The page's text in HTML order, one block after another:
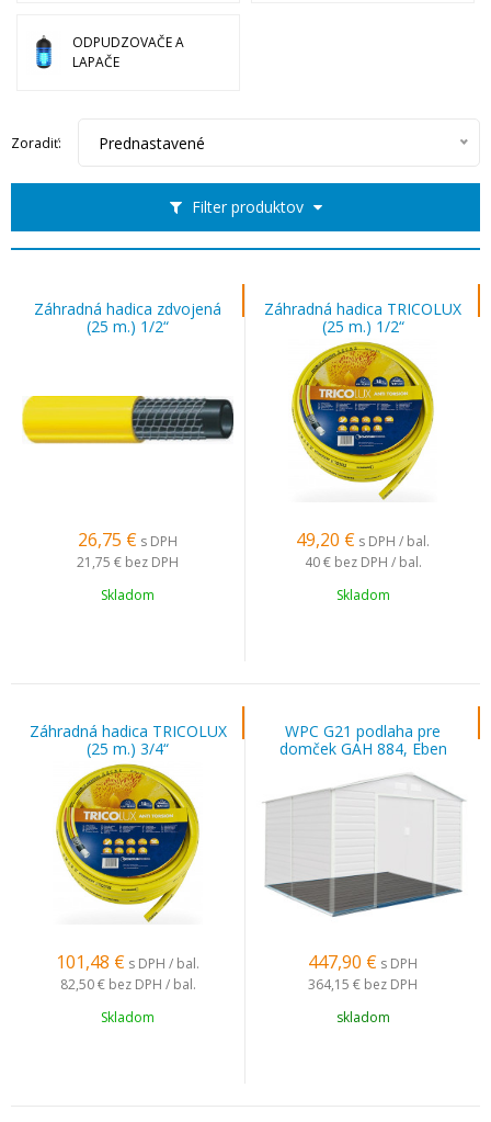
ODPUDZOVAČE A
LAPAČE
Filter produktov
Zoradiť: Prednastavené
Záhradná hadica zdvojená
(25 m.) 1/2“
26,75 € s DPH
21,75 € bez DPH
Skladom
Záhradná hadica TRICOLUX
(25 m.) 1/2“
49,20 € s DPH / bal.
40 € bez DPH / bal.
Skladom
Záhradná hadica TRICOLUX
(25 m.) 3/4“
101,48 € s DPH / bal.
82,50 € bez DPH / bal.
Skladom
WPC G21 podlaha pre
domček GAH 884, Eben
447,90 € s DPH
364,15 € bez DPH
skladom